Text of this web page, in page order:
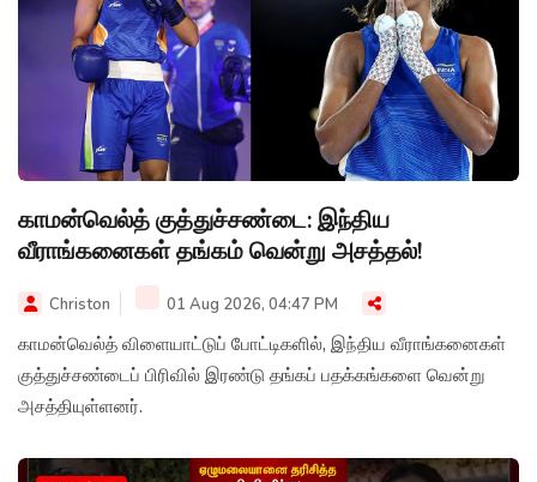
காமன்வெல்த் குத்துச்சண்டை: இந்திய
வீராங்கனைகள் தங்கம் வென்று அசத்தல்!
Christon 01 Aug 2026, 04:47 PM
காமன்வெல்த் விளையாட்டுப் போட்டிகளில், இந்திய வீராங்கனைகள்
குத்துச்சண்டைப் பிரிவில் இரண்டு தங்கப் பதக்கங்களை வென்று
அசத்தியுள்ளனர்.